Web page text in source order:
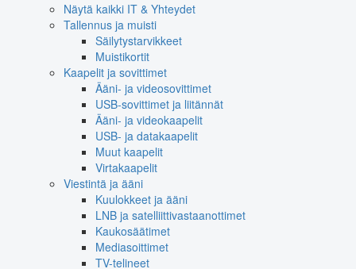
Näytä kaikki IT & Yhteydet
Tallennus ja muisti
Säilytystarvikkeet
Muistikortit
Kaapelit ja sovittimet
Ääni- ja videosovittimet
USB-sovittimet ja liitännät
Ääni- ja videokaapelit
USB- ja datakaapelit
Muut kaapelit
Virtakaapelit
Viestintä ja ääni
Kuulokkeet ja ääni
LNB ja satelliittivastaanottimet
Kaukosäätimet
Mediasoittimet
TV-telineet